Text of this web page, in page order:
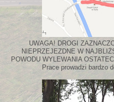
UWAGA! DROGI
NIEPRZEJEZDNE W
POWODU WYLEWANIA
Prace prowadzi bardzo